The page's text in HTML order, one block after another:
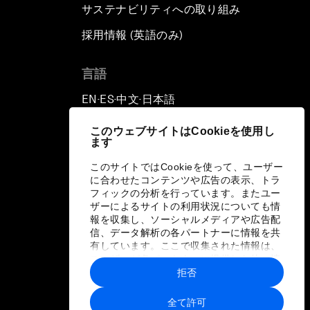
このウェブサイトはCookieを使用し
ます
このサイトではCookieを使って、ユーザー
に合わせたコンテンツや広告の表示、トラ
フィックの分析を行っています。またユー
ザーによるサイトの利用状況についても情
報を収集し、ソーシャルメディアや広告配
信、データ解析の各パートナーに情報を共
有しています。ここで収集された情報は、
ユーザーが各パートナーに提供した他の情
報や各パートナーのサービスを使用した際
に収集された情報と組み合わされ、各パー
トナーによって使用されることがありま
全て許可
拒否
サステナビリティへの取り組み
採用情報 (英語のみ)
言語
EN ▪ ES▪中文▪ 日本語